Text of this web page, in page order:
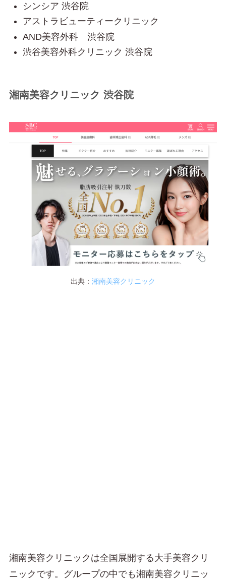
シンシア 渋谷院
アストラビューティークリニック
AND美容外科 渋谷院
渋谷美容外科クリニック 渋谷院
湘南美容クリニック 渋谷院
出典： 湘南美容クリニック
湘南美容クリニックは全国展開する大手美容クリ
ニックです。グループの中でも湘南美容クリニッ